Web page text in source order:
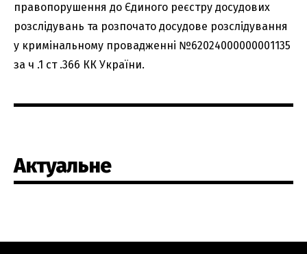
правопорушення до Єдиного реєстру досудових
розслідувань та розпочато досудове розслідування
у кримінальному провадженні №62024000000001135
за ч .1 ст .366 КК України.
Актуальне